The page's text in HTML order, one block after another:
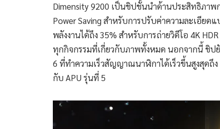
Dimensity 9200 เป็นชิปชั้นนำด้านประสิทธิภาพ
Power Saving สำหรับการปรับค่าความละเอีย
พลังงานได้ถึง 35% สำหรับการถ่ายวิดีโอ 4K
ทุกกิจกรรมที่เกี่ยวกับภาพทั้งหมด นอกจากนี้ ชิป
6 ที่ทำความเร็วสัญญาณนาฬิกาได้เร็วขึ้นสูงสุดถึ
กับ APU รุ่นที่ 5